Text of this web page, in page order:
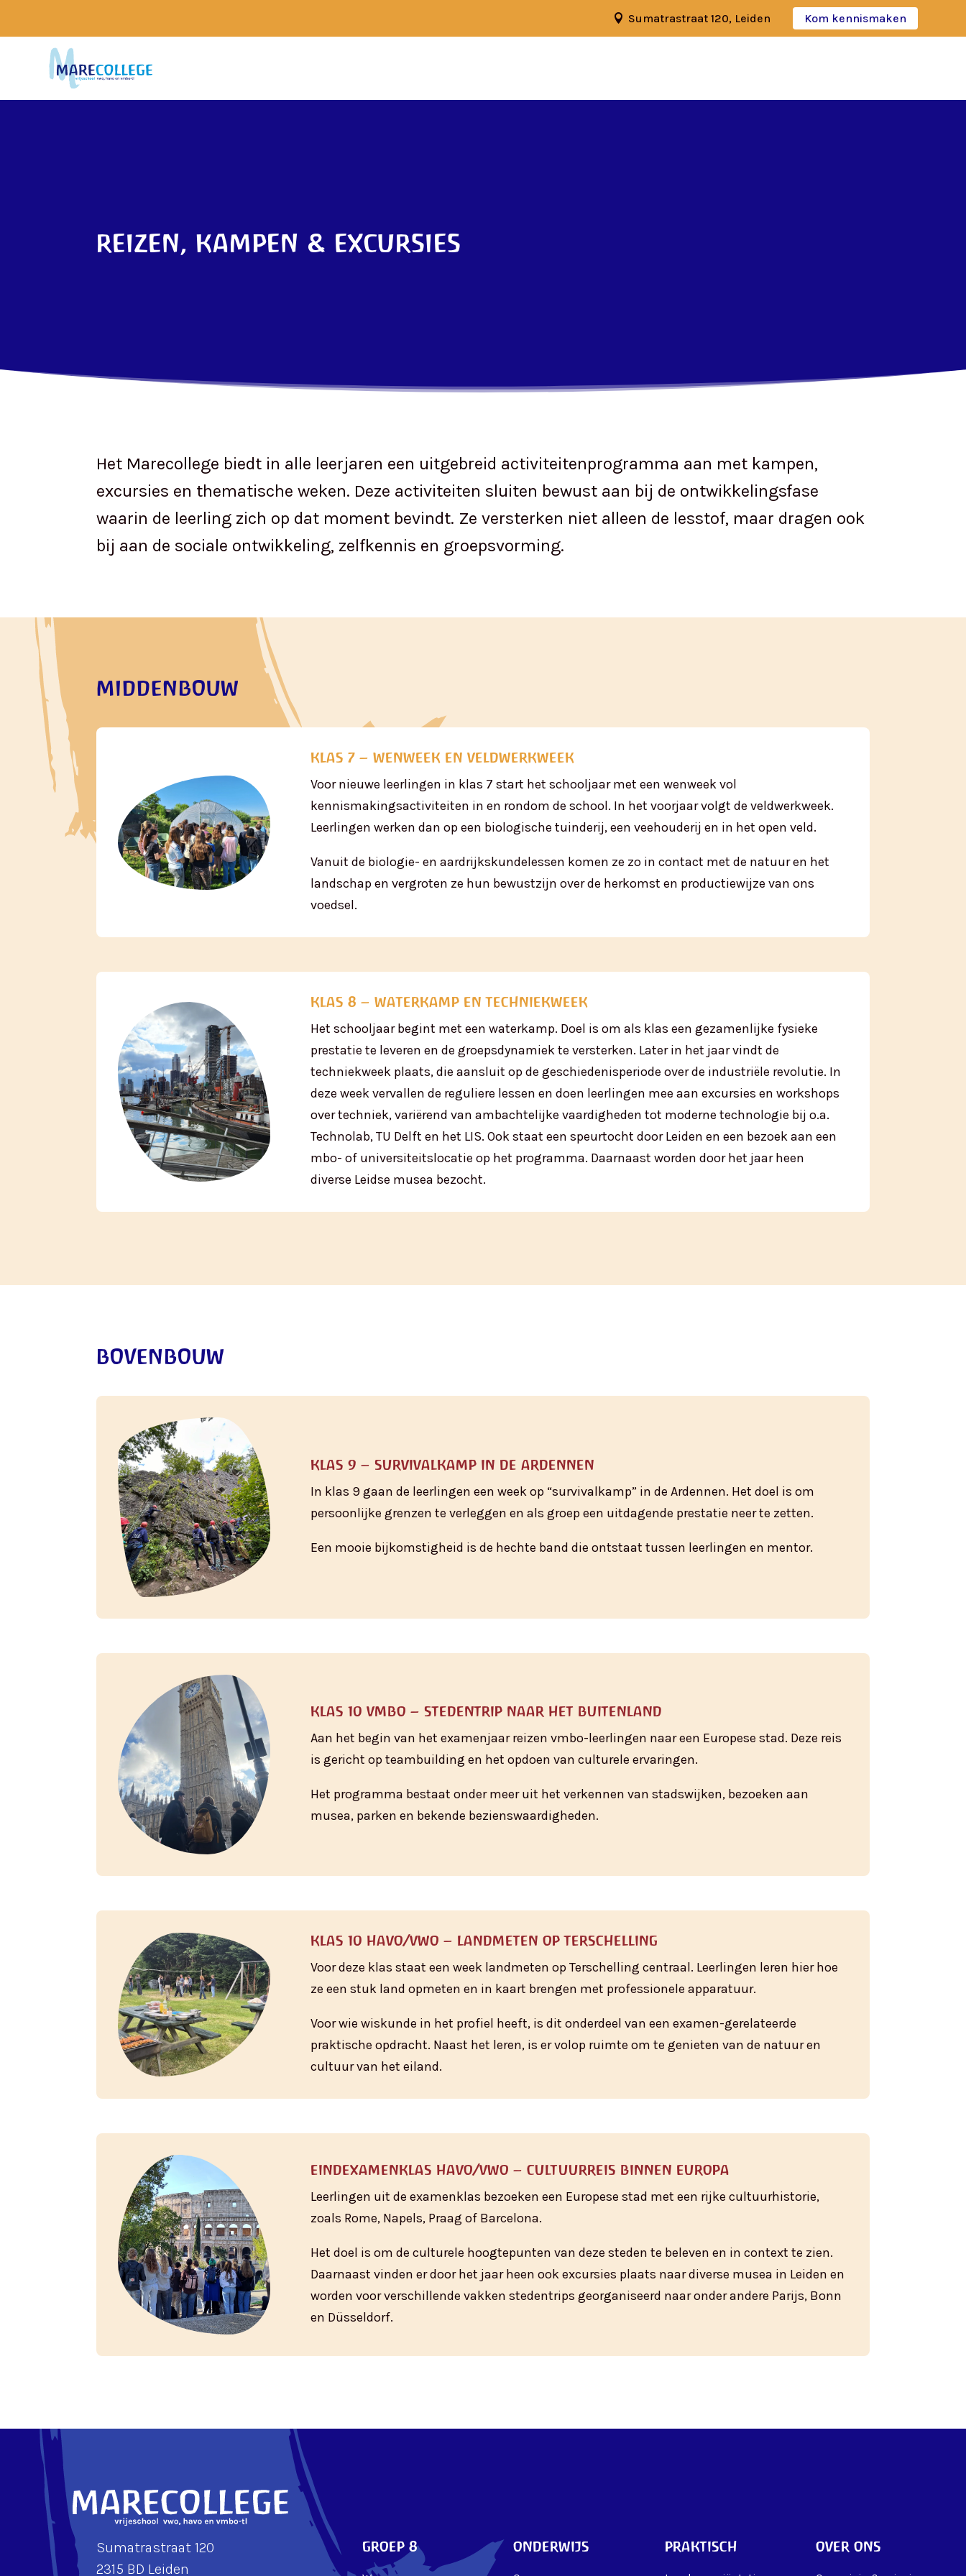
Sumatrastraat 120, Leiden Kom kennismaken
reizen, kampen & excursies
Het Marecollege biedt in alle leerjaren een uitgebreid activiteitenprogramma aan met kampen,
excursies en thematische weken. Deze activiteiten sluiten bewust aan bij de ontwikkelingsfase
waarin de leerling zich op dat moment bevindt. Ze versterken niet alleen de lesstof, maar dragen ook
bij aan de sociale ontwikkeling, zelfkennis en groepsvorming.
middenbouw
klas 7 – wenweek en veldwerkweek
Voor nieuwe leerlingen in klas 7 start het schooljaar met een wenweek vol
kennismakingsactiviteiten in en rondom de school. In het voorjaar volgt de veldwerkweek.
Leerlingen werken dan op een biologische tuinderij, een veehouderij en in het open veld.
Vanuit de biologie- en aardrijkskundelessen komen ze zo in contact met de natuur en het
landschap en vergroten ze hun bewustzijn over de herkomst en productiewijze van ons
voedsel.
klas 8 – waterkamp en techniekweek
Het schooljaar begint met een waterkamp. Doel is om als klas een gezamenlijke fysieke
prestatie te leveren en de groepsdynamiek te versterken. Later in het jaar vindt de
techniekweek plaats, die aansluit op de geschiedenisperiode over de industriële revolutie. In
deze week vervallen de reguliere lessen en doen leerlingen mee aan excursies en workshops
over techniek, variërend van ambachtelijke vaardigheden tot moderne technologie bij o.a.
Technolab, TU Delft en het LIS. Ook staat een speurtocht door Leiden en een bezoek aan een
mbo- of universiteitslocatie op het programma. Daarnaast worden door het jaar heen
diverse Leidse musea bezocht.
bovenbouw
klas 9 – survivalkamp in de ardennen
In klas 9 gaan de leerlingen een week op “survivalkamp” in de Ardennen. Het doel is om
persoonlijke grenzen te verleggen en als groep een uitdagende prestatie neer te zetten.
Een mooie bijkomstigheid is de hechte band die ontstaat tussen leerlingen en mentor.
klas 10 vmbo – stedentrip naar het buitenland
Aan het begin van het examenjaar reizen vmbo-leerlingen naar een Europese stad. Deze reis
is gericht op teambuilding en het opdoen van culturele ervaringen.
Het programma bestaat onder meer uit het verkennen van stadswijken, bezoeken aan
musea, parken en bekende bezienswaardigheden.
klas 10 havo/vwo – landmeten op terschelling
Voor deze klas staat een week landmeten op Terschelling centraal. Leerlingen leren hier hoe
ze een stuk land opmeten en in kaart brengen met professionele apparatuur.
Voor wie wiskunde in het profiel heeft, is dit onderdeel van een examen-gerelateerde
praktische opdracht. Naast het leren, is er volop ruimte om te genieten van de natuur en
cultuur van het eiland.
eindexamenklas havo/vwo – cultuurreis binnen europa
Leerlingen uit de examenklas bezoeken een Europese stad met een rijke cultuurhistorie,
zoals Rome, Napels, Praag of Barcelona.
Het doel is om de culturele hoogtepunten van deze steden te beleven en in context te zien.
Daarnaast vinden er door het jaar heen ook excursies plaats naar diverse musea in Leiden en
worden voor verschillende vakken stedentrips georganiseerd naar onder andere Parijs, Bonn
en Düsseldorf.
Sumatrastraat 120
2315 BD Leiden
groep 8 onderwijs praktisch over ons